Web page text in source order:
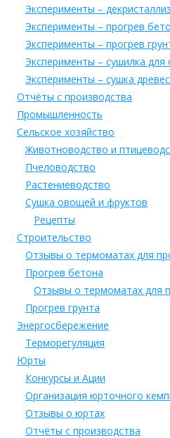
Эксперименты –
Эксперименты – прогрев
Эксперименты – прогрев
Эксперименты – сушилка
Эксперименты – сушка
Отчёты с производства
Промышленность
Сельское хозяйство
Животноводство и
Пчеловодство
Растениеводство
Сушка овощей и фруктов
Рецепты
Строительство
Отзывы о термоматах для
Прогрев бетона
Отзывы о термоматах для
Прогрев грунта
Энергосбережение
Терморегуляция
Юрты
Конкурсы и Ации
Организация юрточного
Отзывы о юртах
Отчёты с производства